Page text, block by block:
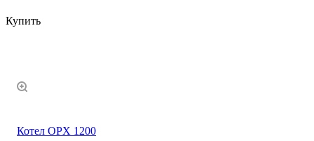
Купить
Котел OPX 1200